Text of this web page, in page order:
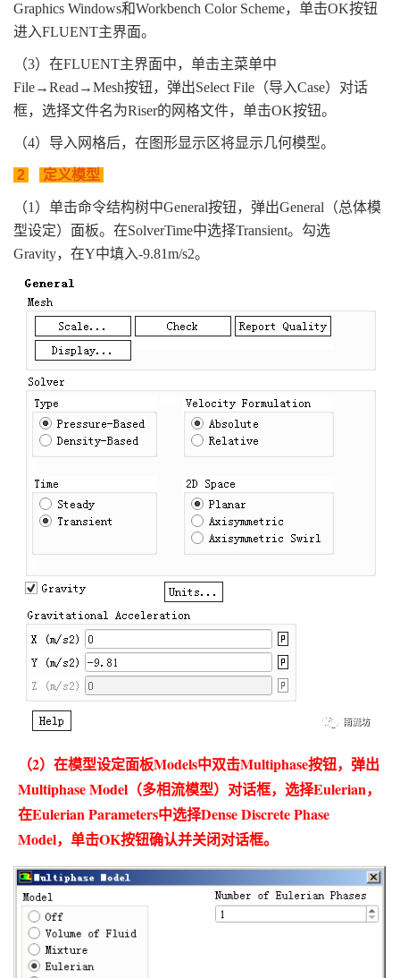
Graphics Windows和Workbench Color Scheme，单击OK按钮
进入FLUENT主界面。
（3）在FLUENT主界面中，单击主菜单中
File→Read→Mesh按钮，弹出Select File（导入Case）对话
框，选择文件名为Riser的网格文件，单击OK按钮。
（4）导入网格后，在图形显示区将显示几何模型。
2 定义模型
（1）单击命令结构树中General按钮，弹出General（总体模
型设定）面板。在SolverTime中选择Transient。勾选
Gravity，在Y中填入-9.81m/s2。
（2）在模型设定面板Models中双击Multiphase按钮，弹出
Multiphase Model（多相流模型）对话框，选择Eulerian，
在Eulerian Parameters中选择Dense Discrete Phase
Model，单击OK按钮确认并关闭对话框。